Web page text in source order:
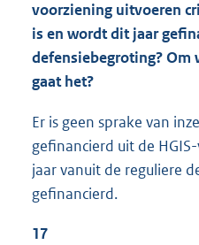
voorziening uitvoeren
is en wordt dit jaar
defensiebegroting? Om
gaat het?
Er is geen sprake van
gefinancierd uit de
jaar vanuit de reguliere
gefinancierd.
17